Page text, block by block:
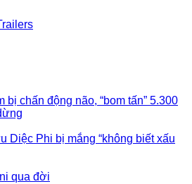
bị chấn động não, “bom tấn” 5.300
Diệc Phi bị mắng “không biết xấu
qua đời